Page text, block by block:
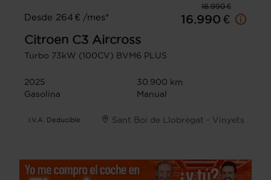
18.990 €
Desde 264 € /mes*
16.990 €
Citroen C3 Aircross
Turbo 73kW (100CV) BVM6 PLUS
2025
30.900 km
Gasolina
Manual
I.V.A. Deducible Sant Boi de Llobregat - Vinyets